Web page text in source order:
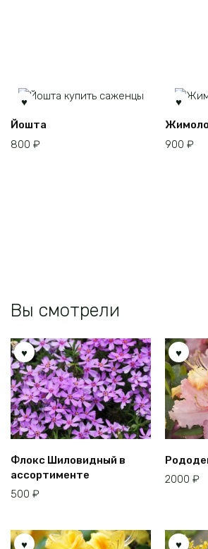
Йошта
800 ₽
900 ₽
Вы смотрели
Флокс Шиловидный в
ассортименте
500 ₽
2000 ₽